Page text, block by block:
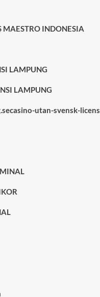
MAESTRO INDONESIA
LAMPUNG
LAMPUNG
utan-svensk-licens